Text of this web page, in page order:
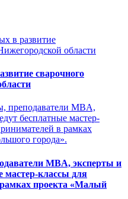
сварочного
MBA, эксперты и
мастер-классы для
проекта «Малый